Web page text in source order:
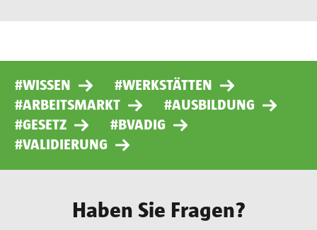
#WISSEN
#WERKSTÄTTEN
#ARBEITSMARKT
#AUSBILDUNG
#GESETZ
#BVADIG
#VALIDIERUNG
Haben Sie Fragen?